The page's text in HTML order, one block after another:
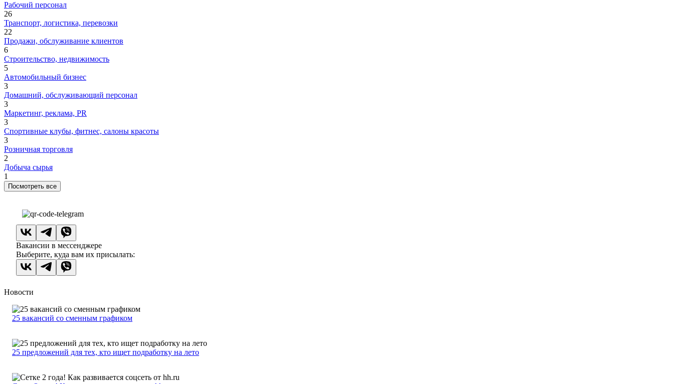
Рабочий персонал
26
Транспорт, логистика, перевозки
22
Продажи, обслуживание клиентов
6
Строительство, недвижимость
5
Автомобильный бизнес
3
Домашний, обслуживающий персонал
3
Маркетинг, реклама, PR
3
Спортивные клубы, фитнес, салоны красоты
3
Розничная торговля
2
Добыча сырья
1
Посмотреть все
Вакансии в мессенджере
Выберите, куда вам их присылать:
Новости
25 вакансий со сменным графиком
25 предложений для тех, кто ищет подработку на лето